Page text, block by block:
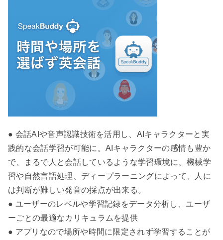
● 会話AIや音声認識技術を活用し、AIキャラクターと実
践的な会話学習が可能に。AIキャラクターの感情も豊か
で、まるで人と会話しているような学習環境に。機械学
習や自然言語処理、ディープラーニングによって、人に
は判断が難しい発音の採点が出来る。
● ユーザーのレベルや学習記録をデータ分析し、ユーザ
ーごとの最適なカリキュラムを提供
● アプリなので場所や時間に限定されず学習することが